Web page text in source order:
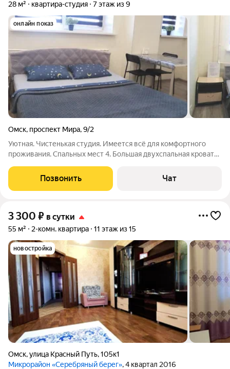
28 м² квартира-студия 7 этаж из 9
онлайн показ
Омск, проспект Мира,9/2
Уютная. Чистенькая студия. Имеется всё для комфортного
проживания. Спальных мест 4. Большая двухспальная кровать
постельное бельё и полотенца . Мыльные принадлежности.
Посуда. Хорошо развита
Позвонить Чат
3 300 ₽ в сутки
55 м² 2-комн. квартира 11 этаж из 15
новостройка
Омск,улица Красный Путь,105к1
Микрорайон «Серебряный берег», 4 квартал 2016